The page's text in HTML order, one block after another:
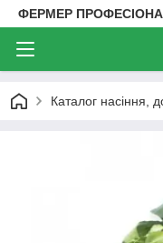
ФЕРМЕР
Каталог насіння,